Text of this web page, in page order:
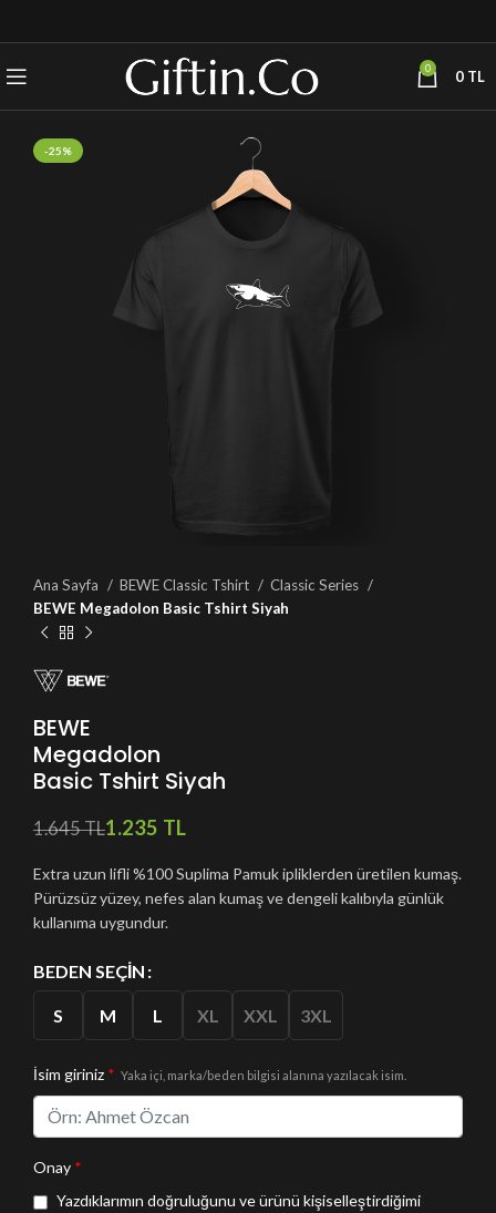
0 0 TL
-25%
Ana Sayfa BEWE Classic Tshirt
Classic Series
BEWE Megadolon Basic Tshirt Siyah
BEWE
Megadolon
Basic Tshirt Siyah
1.645TL1.235 TL
Extra uzun lifli %100 Suplima Pamuk ipliklerden üretilen kumaş.
Pürüzsüz yüzey, nefes alan kumaş ve dengeli kalıbıyla günlük
kullanıma uygundur.
BEDEN SEÇIN
S M L XL XXL 3XL
İsim giriniz * Yaka içi, marka/beden bilgisi alanına yazılacak isim.
Onay *
Yazdıklarımın doğruluğunu ve ürünü kişiselleştirdiğimi